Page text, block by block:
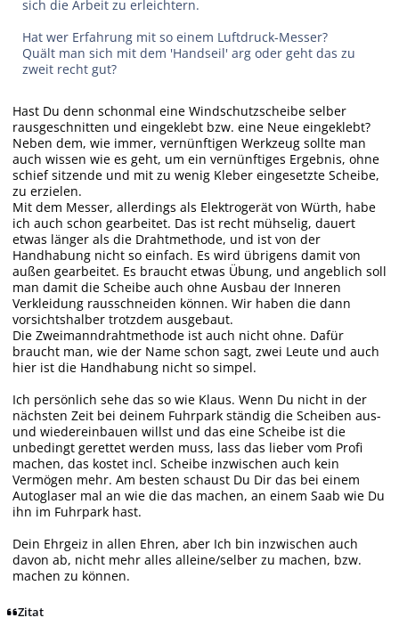
sich die Arbeit zu erleichtern.
Hat wer Erfahrung mit so einem Luftdruck-Messer?
Quält man sich mit dem 'Handseil' arg oder geht das zu
zweit recht gut?
Hast Du denn schonmal eine Windschutzscheibe selber
rausgeschnitten und eingeklebt bzw. eine Neue eingeklebt?
Neben dem, wie immer, vernünftigen Werkzeug sollte man
auch wissen wie es geht, um ein vernünftiges Ergebnis, ohne
schief sitzende und mit zu wenig Kleber eingesetzte Scheibe,
zu erzielen.
Mit dem Messer, allerdings als Elektrogerät von Würth, habe
ich auch schon gearbeitet. Das ist recht mühselig, dauert
etwas länger als die Drahtmethode, und ist von der
Handhabung nicht so einfach. Es wird übrigens damit von
außen gearbeitet. Es braucht etwas Übung, und angeblich soll
man damit die Scheibe auch ohne Ausbau der Inneren
Verkleidung rausschneiden können. Wir haben die dann
vorsichtshalber trotzdem ausgebaut.
Die Zweimanndrahtmethode ist auch nicht ohne. Dafür
braucht man, wie der Name schon sagt, zwei Leute und auch
hier ist die Handhabung nicht so simpel.
Ich persönlich sehe das so wie Klaus. Wenn Du nicht in der
nächsten Zeit bei deinem Fuhrpark ständig die Scheiben aus-
und wiedereinbauen willst und das eine Scheibe ist die
unbedingt gerettet werden muss, lass das lieber vom Profi
machen, das kostet incl. Scheibe inzwischen auch kein
Vermögen mehr. Am besten schaust Du Dir das bei einem
Autoglaser mal an wie die das machen, an einem Saab wie Du
ihn im Fuhrpark hast.
Dein Ehrgeiz in allen Ehren, aber Ich bin inzwischen auch
davon ab, nicht mehr alles alleine/selber zu machen, bzw.
machen zu können.
Zitat